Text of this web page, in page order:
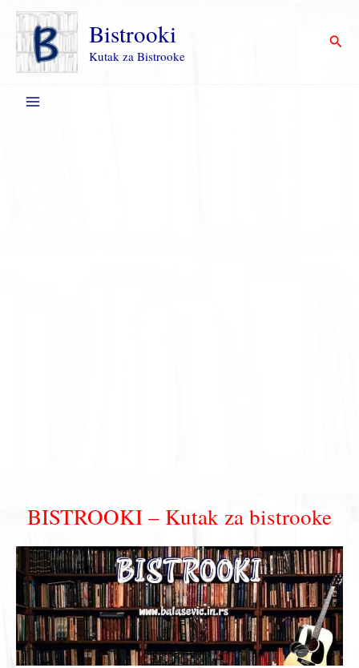
Пређи
садржај
Bistrooki
Kutak za Bistrooke
BISTROOKI – Kutak za bistrooke